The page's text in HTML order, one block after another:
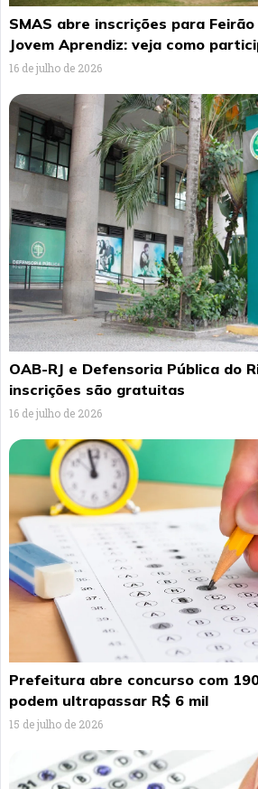
SMAS abre inscrições para
Jovem Aprendiz: veja como
16 de julho de 2026
OAB-RJ e Defensoria Pública do
inscrições são gratuitas
16 de julho de 2026
Prefeitura abre concurso com
podem ultrapassar R$ 6 mil
15 de julho de 2026